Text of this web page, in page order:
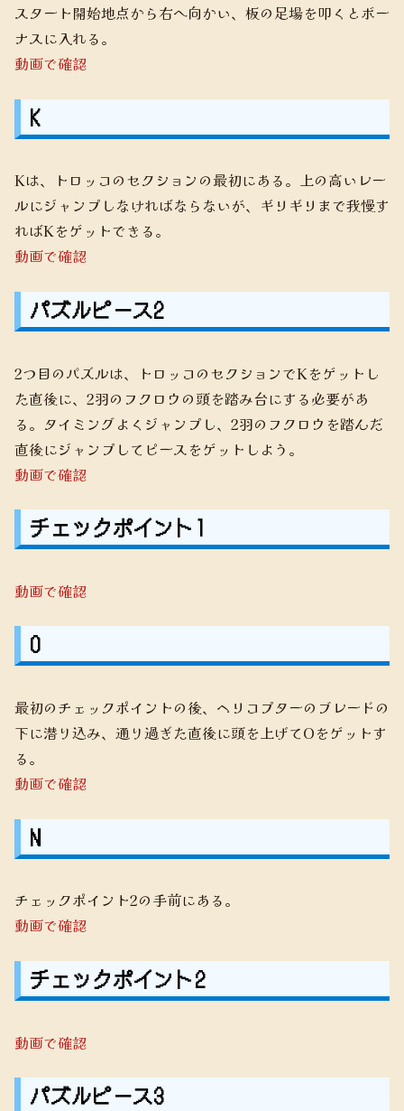
スタート開始地点から右へ向かい、板の足場を叩くとボー
ナスに入れる。
動画で確認
K
Kは、トロッコのセクションの最初にある。上の高いレー
ルにジャンプしなければならないが、ギリギリまで我慢す
ればKをゲットできる。
動画で確認
パズルピース2
2つ目のパズルは、トロッコのセクションでKをゲットし
た直後に、2羽のフクロウの頭を踏み台にする必要があ
る。タイミングよくジャンプし、2羽のフクロウを踏んだ
直後にジャンプしてピースをゲットしよう。
動画で確認
チェックポイント1
動画で確認
O
最初のチェックポイントの後、ヘリコプターのブレードの
下に潜り込み、通り過ぎた直後に頭を上げてOをゲットす
る。
動画で確認
N
チェックポイント2の手前にある。
動画で確認
チェックポイント2
動画で確認
パズルピース3